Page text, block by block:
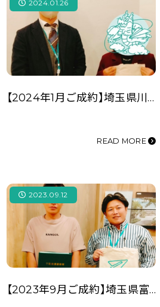
2024.01.26
【2024年1月ご成約】埼玉県川越市の事業用不動産（駐車場用地）をご購入のK様
READ MORE
2023.09.12
【2023年9月ご成約】埼玉県富士見市の事業用不動産（工場）をご購入の㈱S様